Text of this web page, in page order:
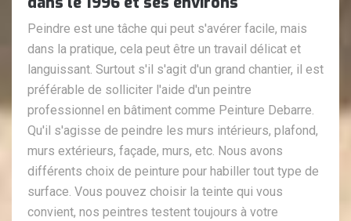
Peindre est une tâche qui peut s'avérer facile, mais
dans la pratique, cela peut être un travail délicat et
languissant. Surtout s'il s'agit d'un grand chantier, il est
préférable de solliciter l'aide d'un peintre
professionnel en bâtiment comme Peinture Debarre.
Qu'il s'agisse de peindre les murs intérieurs, plafond,
murs extérieurs, façade, murs, etc. Nous avons
différents choix de peinture pour habiller tout type de
surface. Vous pouvez choisir la teinte qui vous
convient, nos peintres testent toujours à votre